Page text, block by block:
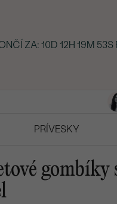
ZA: 10D 12H 19M 52S
PRÍVESKY
gombíky